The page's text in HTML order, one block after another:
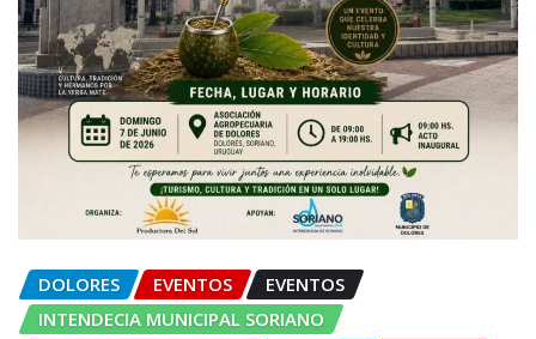
DOLORES EVENTOS
EVENTOS
INTENDECIA MUNICIPAL SORIANO